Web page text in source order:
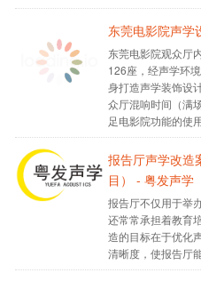
东莞电影院声学
东莞电影院观众厅
126座，经声学环
身打造声学装饰设
众厅混响时间（满
足电影院功能的使用
报告厅声学改造
目） - 粤发声学
报告厅不仅用于举
还常常承担着教育
造的目标在于优化
清晰度，使报告厅